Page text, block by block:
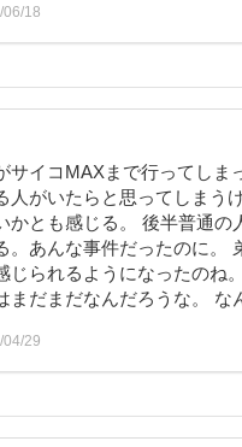
18
イコMAXまで行ってしま
人がいたらと思ってしまう
かとも感じる。 後半普通の
。あんな事件だったのに。
られるようになったのね
まだまだなんだろうな。 な
29